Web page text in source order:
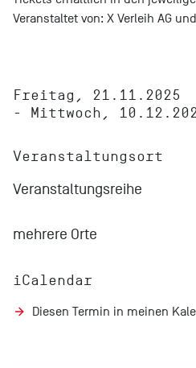
Veranstaltet von: X Verleih AG
Freitag, 21.11.2025
- Mittwoch,
Veranstaltungsort
Veranstaltungsreihe
mehrere Orte
iCalendar
Diesen Termin in meinen